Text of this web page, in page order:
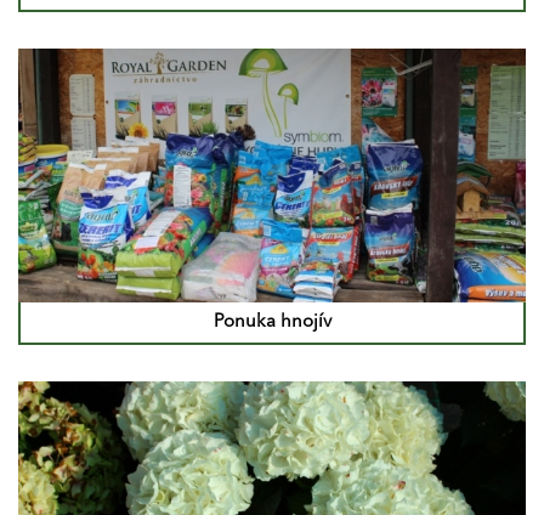
Ponuka hnojív